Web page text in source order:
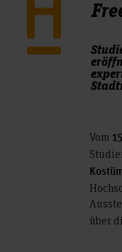
Vom
über